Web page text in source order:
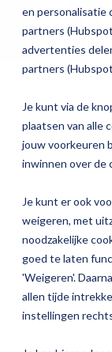
en personalisatie
partners
advertenties
partners
Je kunt via de
plaatsen van alle
jouw voorkeuren
inwinnen over de
Je kunt er ook
weigeren, met
noodzakelijke
goed te laten
'Weigeren'.
allen tijde
instellingen
OudersOverstappen
Media & Pers
Nieuw!
Het eerste
dan een
nieuwste
Ontdek de
maatregelen
inspireren
scholen met